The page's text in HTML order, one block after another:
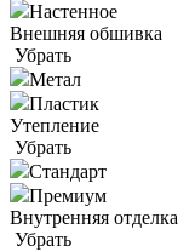
Настенное
Внешняя обшивка
Убрать
Метал
Пластик
Утепление
Убрать
Стандарт
Премиум
Внутренняя отделка
Убрать